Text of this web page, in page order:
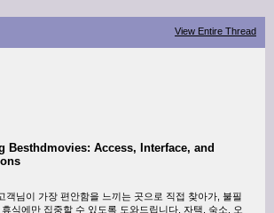
View Entire Thread
Besthdmovies: Access, Interface, and
객님이 가장 편안함을 느끼는 곳으로 직접 찾아가, 불필
식에만 집중할 수 있도록 도와드립니다. 자택, 숙소, 오